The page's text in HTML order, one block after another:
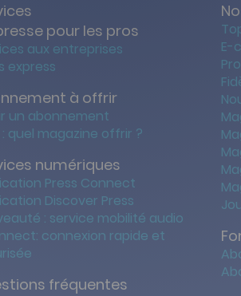
pour les pros
aux entreprises
express
à offrir
un abonnement
: quel magazine offrir ?
numériques
Press Connect
Discover Press
: service mobilité audio
connexion rapide et
fréquentes
E-